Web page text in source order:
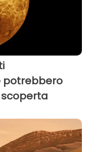
potrebbero